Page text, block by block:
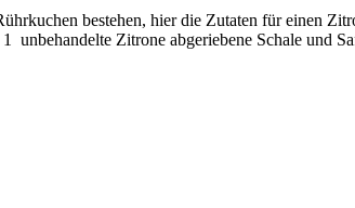
bestehen, hier die Zutaten für einen
unbehandelte Zitrone abgeriebene Schale und